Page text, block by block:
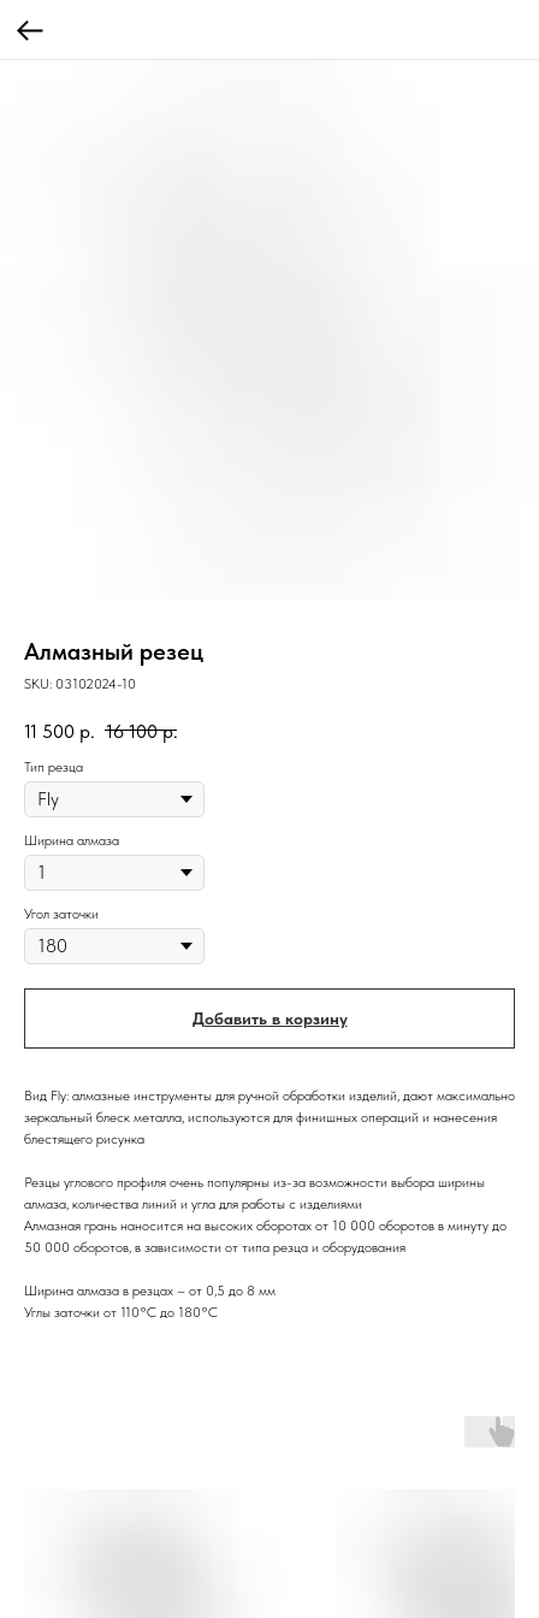
Алмазный резец
SKU: 03102024-10
11 500 р. 16 100 р.
Тип резца
Ширина алмаза
Угол заточки
Добавить в корзину
Вид Fly: алмазные инструменты для ручной обработки изделий, дают максимально
зеркальный блеск металла, используются для финишных операций и нанесения
блестящего рисунка
Резцы углового профиля очень популярны из-за возможности выбора ширины
алмаза, количества линий и угла для работы с изделиями
Алмазная грань наносится на высоких оборотах от 10 000 оборотов в минуту до
50 000 оборотов, в зависимости от типа резца и оборудования
Ширина алмаза в резцах – от 0,5 до 8 мм
Углы заточки от 110°C до 180°C